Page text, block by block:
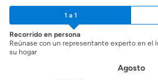
1 a 1
Recorrido en persona
Reúnase con un representante experto en el
su hogar
Agosto